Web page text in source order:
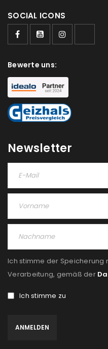
Benutzername oder E-
Passwort
Anmeldeformular
ANMELDEN
SOCIAL ICONS
Bewerte uns:
Newsletter
Ich stimme der Speicherung
Verarbeitung, gemäß der
Ich stimme zu